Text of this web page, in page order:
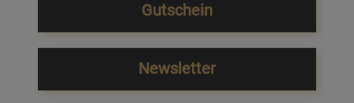
Gutschein
Newsletter